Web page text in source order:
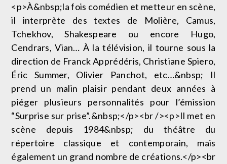
<p>À&nbsp;la fois comédien et metteur en scène,
il interprète des textes de Molière, Camus,
Tchekhov, Shakespeare ou encore Hugo,
Cendrars, Vian… À la télévision, il tourne sous la
direction de Franck Apprédéris, Christiane Spiero,
Éric Summer, Olivier Panchot, etc…&nbsp; Il
prend un malin plaisir pendant deux années à
piéger plusieurs personnalités pour l’émission
“Surprise sur prise”.&nbsp;</p><br /><p>Il met en
scène depuis 1984&nbsp; du théâtre du
répertoire classique et contemporain, mais
également un grand nombre de créations.</p><br